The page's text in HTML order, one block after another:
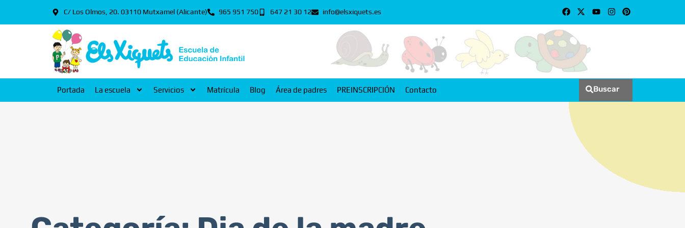
C/ Los Olmos, 20. 03110 Mutxamel (Alicante) 965 951 750 647 21 30 12 info@elsxiquets.es
Portada La escuela Servicios Matrícula Blog Área de padres PREINSCRIPCIÓN Contacto Buscar